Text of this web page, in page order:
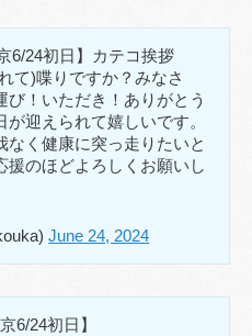
6/24初日】カテコ挨拶
て)喋りですか？みなさ
び！いただき！ありがとう
迎えられて嬉しいです。
なく健康に突っ走りたいと
援のほどよろしくお願いし
June 24, 2024
6/24初日】